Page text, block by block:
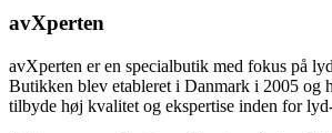
avXperten
avXperten er en specialbutik med fokus på
Butikken blev etableret i Danmark i 2005 og
tilbyde høj kvalitet og ekspertise inden for